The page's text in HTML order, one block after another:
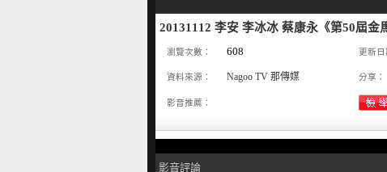
20131112 李安 李冰冰 蔡康永《第50屆
瀏覽次數： 608 更新日
資料來源： Nagoo TV 那傳媒 分享：
影音推薦：
影音評論